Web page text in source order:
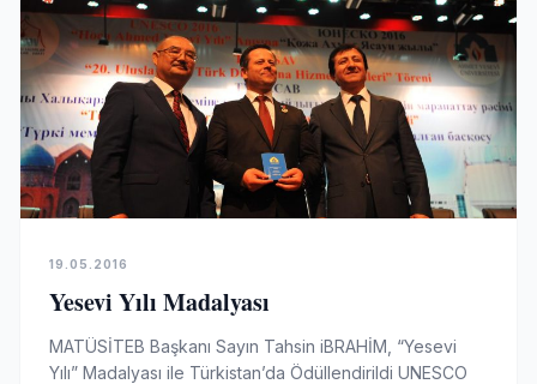
19.05.2016
Yesevi Yılı Madalyası
MATÜSİTEB Başkanı Sayın Tahsin iBRAHİM, “Yesevi
Yılı” Madalyası ile Türkistan’da Ödüllendirildi UNESCO